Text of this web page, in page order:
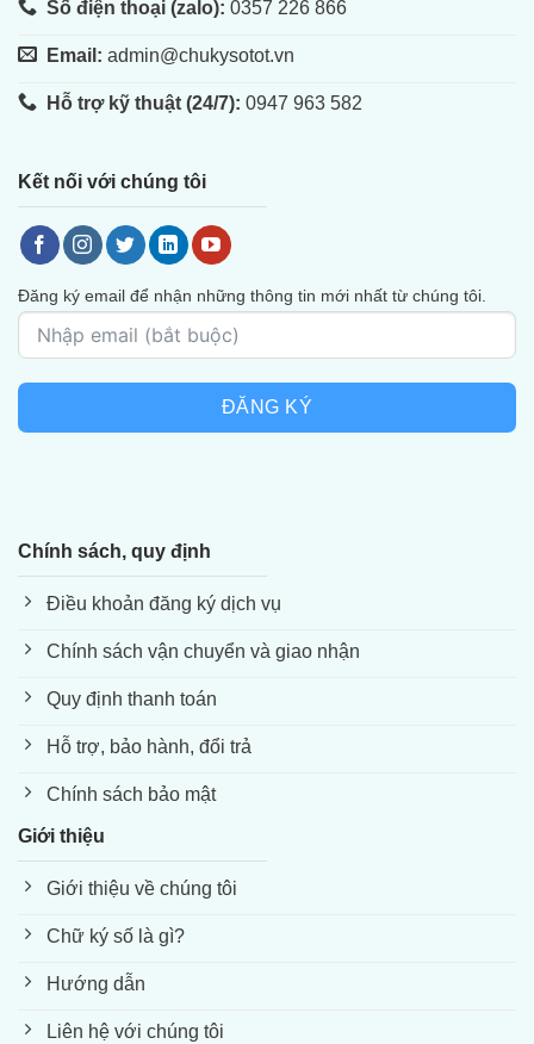
Số điện thoại (zalo): 0357 226 866
Email: admin@chukysotot.vn
Hỗ trợ kỹ thuật (24/7): 0947 963 582
Chính sách, quy định
Điều khoản đăng ký dịch vụ
Chính sách vận chuyển và giao nhận
Quy định thanh toán
Hỗ trợ, bảo hành, đổi trả
Chính sách bảo mật
Giới thiệu
Giới thiệu về chúng tôi
Chữ ký số là gì?
Hướng dẫn
Liên hệ với chúng tôi
Kết nối với chúng tôi
Đăng ký email để nhận những thông tin mới nhất từ chúng tôi.
ĐĂNG KÝ